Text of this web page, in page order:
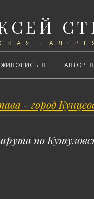
ЖИВОПИСЬ АВТОР
по